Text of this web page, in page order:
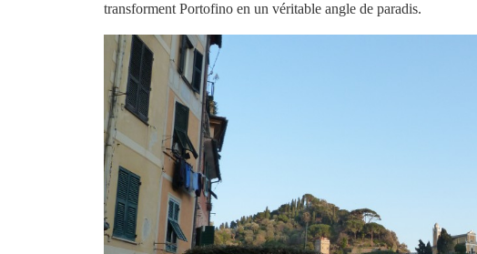
transforment Portofino en un véritable angle de paradis.